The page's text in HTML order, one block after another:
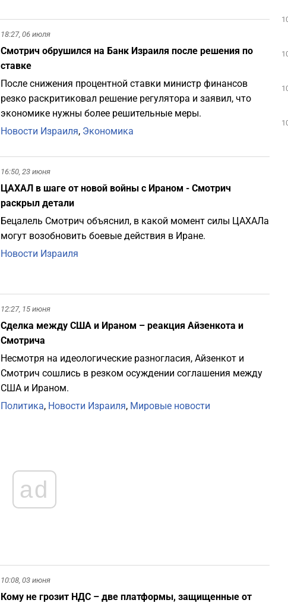
18:27, 06 июля
Смотрич обрушился на Банк Израиля после решения по
ставке
После снижения процентной ставки министр финансов
резко раскритиковал решение регулятора и заявил, что
экономике нужны более решительные меры.
Новости Израиля, Экономика
16:50, 23 июня
ЦАХАЛ в шаге от новой войны с Ираном - Смотрич
раскрыл детали
Бецалель Смотрич объяснил, в какой момент силы ЦАХАЛа
могут возобновить боевые действия в Иране.
Новости Израиля
12:27, 15 июня
Сделка между США и Ираном – реакция Айзенкота и
Смотрича
Несмотря на идеологические разногласия, Айзенкот и
Смотрич сошлись в резком осуждении соглашения между
США и Ираном.
Политика, Новости Израиля, Мировые новости
ad
10:08, 03 июня
Кому не грозит НДС – две платформы, защищенные от